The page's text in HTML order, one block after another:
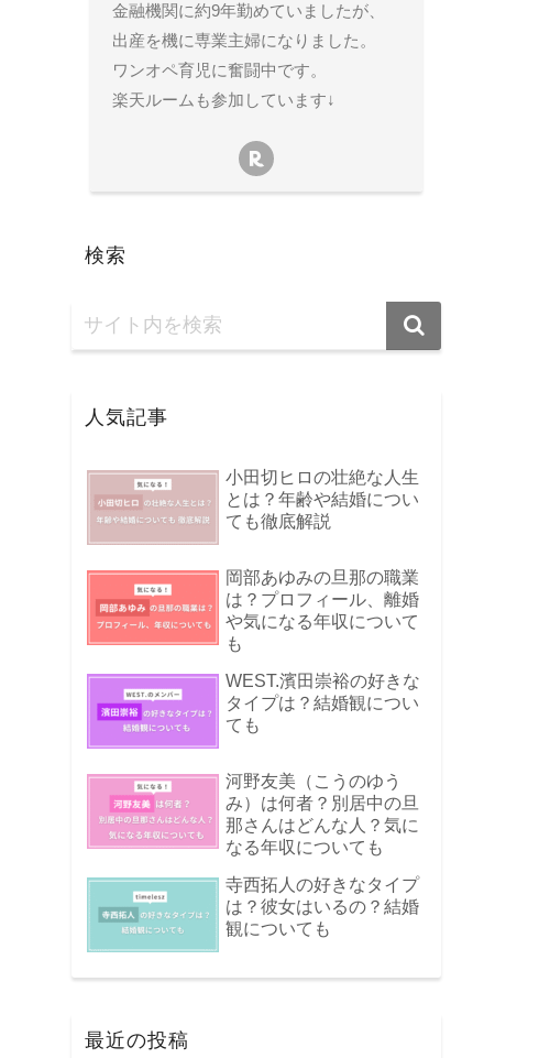
金融機関に約9年勤めていましたが、
出産を機に専業主婦になりました。
ワンオペ育児に奮闘中です。
楽天ルームも参加しています↓
検索
人気記事
小田切ヒロの壮絶な人生
とは？年齢や結婚につい
ても徹底解説
岡部あゆみの旦那の職業
は？プロフィール、離婚
や気になる年収について
も
WEST.濱田崇裕の好きな
タイプは？結婚観につい
ても
河野友美（こうのゆう
み）は何者？別居中の旦
那さんはどんな人？気に
なる年収についても
寺西拓人の好きなタイプ
は？彼女はいるの？結婚
観についても
最近の投稿